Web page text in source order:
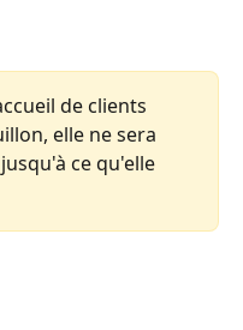
de clients
elle ne sera
ce qu'elle